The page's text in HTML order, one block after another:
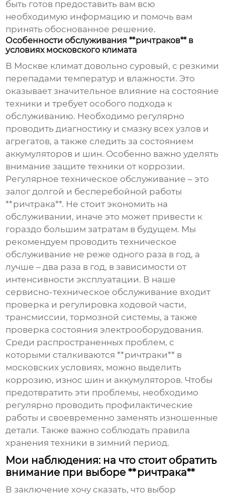
быть готов предоставить вам всю
необходимую информацию и помочь вам
принять обоснованное решение.
Особенности обслуживания **ричтраков** в
условиях московского климата
В Москве климат довольно суровый, с резкими
перепадами температур и влажности. Это
оказывает значительное влияние на состояние
техники и требует особого подхода к
обслуживанию. Необходимо регулярно
проводить диагностику и смазку всех узлов и
агрегатов, а также следить за состоянием
аккумуляторов и шин. Особенно важно уделять
внимание защите техники от коррозии.
Регулярное техническое обслуживание – это
залог долгой и бесперебойной работы
**ричтрака**. Не стоит экономить на
обслуживании, иначе это может привести к
гораздо большим затратам в будущем. Мы
рекомендуем проводить техническое
обслуживание не реже одного раза в год, а
лучше – два раза в год, в зависимости от
интенсивности эксплуатации. В наше
сервисно-техническое обслуживание входит
проверка и регулировка ходовой части,
трансмиссии, тормозной системы, а также
проверка состояния электрооборудования.
Среди распространенных проблем, с
которыми сталкиваются **ричтраки** в
московских условиях, можно выделить
коррозию, износ шин и аккумуляторов. Чтобы
предотвратить эти проблемы, необходимо
регулярно проводить профилактические
работы и своевременно заменять изношенные
детали. Также важно соблюдать правила
хранения техники в зимний период.
Мои наблюдения: на что стоит обратить
внимание при выборе **ричтрака**
В заключение хочу сказать, что выбор